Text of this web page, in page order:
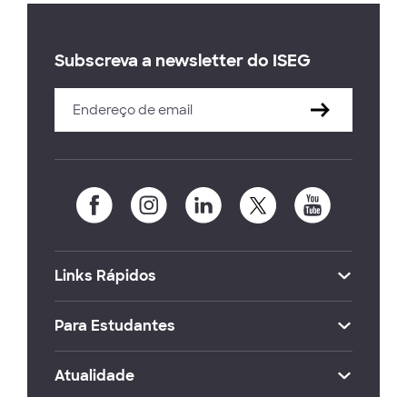
Subscreva a newsletter do ISEG
Links Rápidos
Para Estudantes
Atualidade